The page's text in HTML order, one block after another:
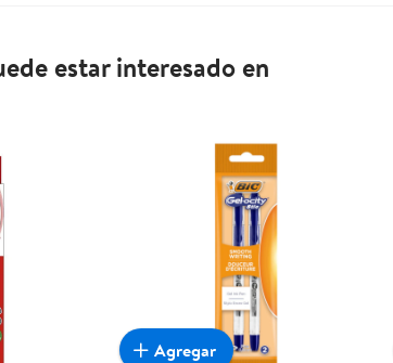
estar interesado en
Agregar